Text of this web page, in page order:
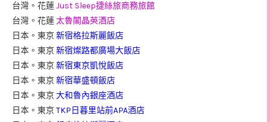
台灣。花蓮Just Sleep捷絲旅商務旅館
台灣。花蓮太魯閣晶英酒店
日本。東京新宿格拉斯麗飯店
日本。東京新宿燦路都廣場大飯店
日本。東京新宿東京凱悅飯店
日本。東京新宿華盛頓飯店
日本。東京大和魯內銀座酒店
日本。東京TKP日暮里站前APA酒店